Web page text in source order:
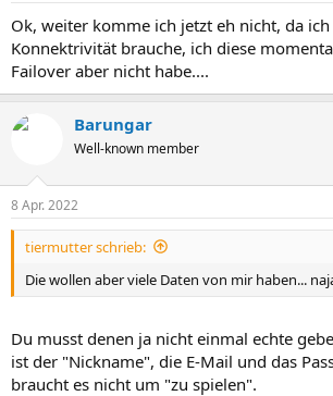
Ok, weiter komme ich jetzt eh nicht, da
Konnektrivität brauche, ich diese
Failover aber nicht habe....
Barungar
Well-known member
8 Apr. 2022
tiermutter schrieb:
Die wollen aber viele Daten von mir haben...
Du musst denen ja nicht einmal echte
ist der "Nickname", die E-Mail und das
braucht es nicht um "zu spielen".